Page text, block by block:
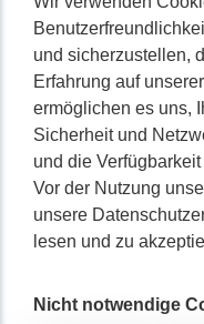
und sicherzustellen,
Erfahrung auf
ermöglichen es uns,
Sicherheit und
und die
Vor der Nutzung
unsere
lesen und zu
Nicht notwendige
Nicht
gleich